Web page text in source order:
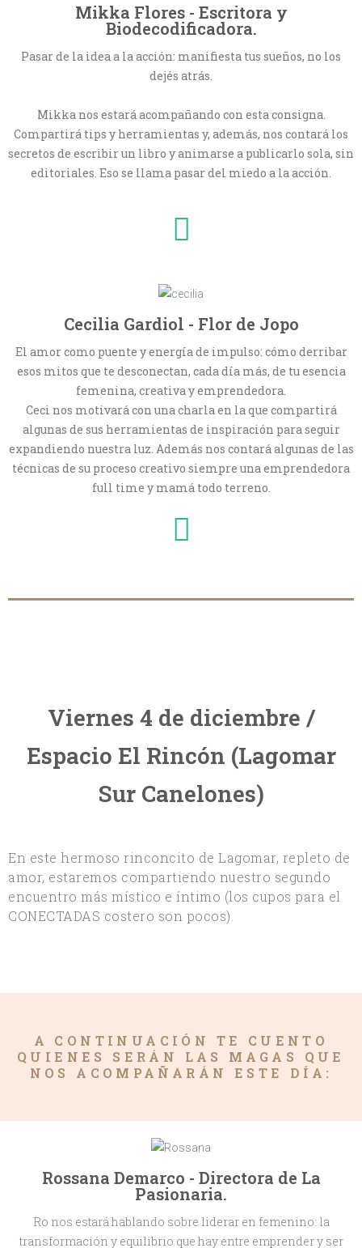
Mikka Flores - Escritora y
Biodecodificadora.
Pasar de la idea a la acción: manifiesta tus sueños, no los
dejés atrás.
Mikka nos estará acompañando con esta consigna.
Compartirá tips y herramientas y, además, nos contará los
secretos de escribir un libro y animarse a publicarlo sola, sin
editoriales. Eso se llama pasar del miedo a la acción.
Cecilia Gardiol - Flor de Jopo
El amor como puente y energía de impulso: cómo derribar
esos mitos que te desconectan, cada día más, de tu esencia
femenina, creativa y emprendedora.
Ceci nos motivará con una charla en la que compartirá
algunas de sus herramientas de inspiración para seguir
expandiendo nuestra luz. Además nos contará algunas de las
técnicas de su proceso creativo siempre una emprendedora
full time y mamá todo terreno.
Viernes 4 de diciembre /
Espacio El Rincón (Lagomar
Sur Canelones)
En este hermoso rinconcito de Lagomar, repleto de
amor, estaremos compartiendo nuestro segundo
encuentro más místico e íntimo (los cupos para el
CONECTADAS costero son pocos).
A CONTINUACIÓN TE CUENTO
QUIENES SERÁN LAS MAGAS QUE
NOS ACOMPAÑARÁN ESTE DÍA:
Rossana Demarco - Directora de La
Pasionaria.
Ro nos estará hablando sobre liderar en femenino: la
transformación y equilibrio que hay entre emprender y ser